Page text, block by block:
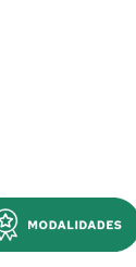
Menu